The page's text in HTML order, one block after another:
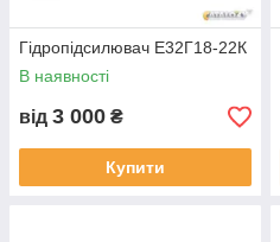
Гідропідсилювач Е32Г18-22К
В наявності
від 3 000 ₴
Купити